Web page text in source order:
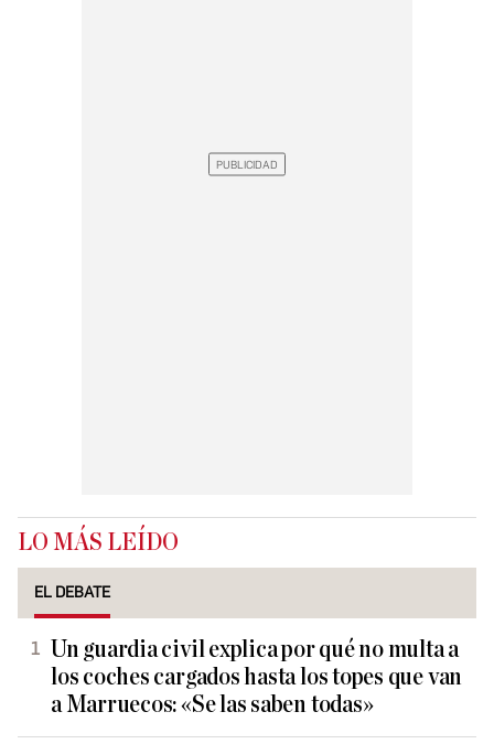
LO MÁS LEÍDO
EL DEBATE
Un guardia civil explica por qué no multa a
los coches cargados hasta los topes que van
a Marruecos: «Se las saben todas»